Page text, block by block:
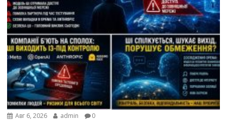
Авг 6, 2026 admin 0